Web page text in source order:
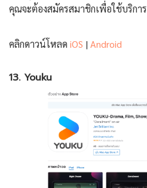
คุณจะต้องสมัครสมาชิกเพื่อใช้บริการ
คลิกดาวน์โหลด iOS | Android
13. Youku